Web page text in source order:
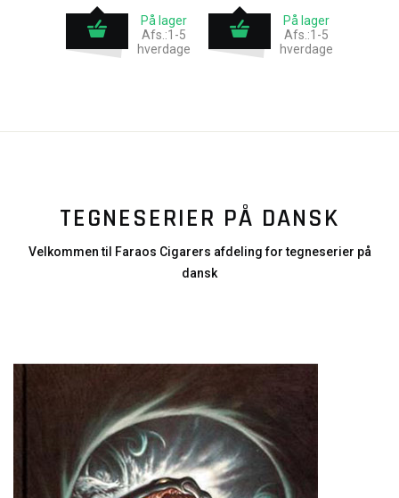
På lager
Afs.:1-5
hverdage
På lager
Afs.:1-5
hverdage
TEGNESERIER PÅ DANSK
Velkommen til Faraos Cigarers afdeling for tegneserier på
dansk